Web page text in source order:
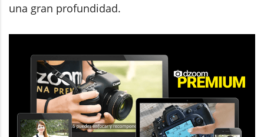
una gran profundidad.